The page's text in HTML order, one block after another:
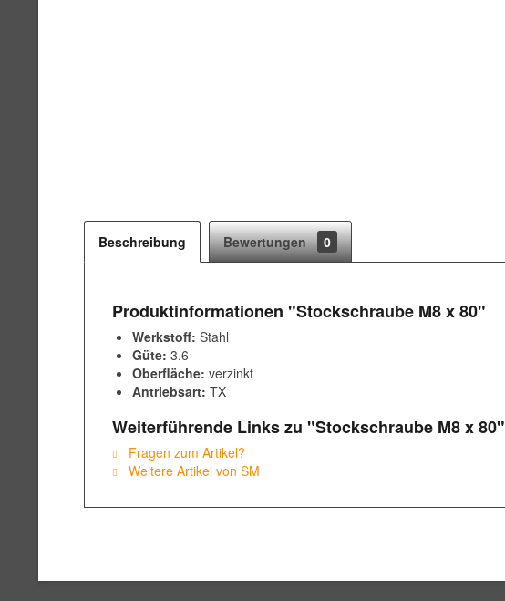
Beschreibung Bewertungen 0
Produktinformationen "Stockschraube M8 x 80"
Werkstoff: Stahl
Güte: 3.6
Oberfläche: verzinkt
Antriebsart: TX
Weiterführende Links zu "Stockschraube M8 x 80"
Fragen zum Artikel?
Weitere Artikel von SM